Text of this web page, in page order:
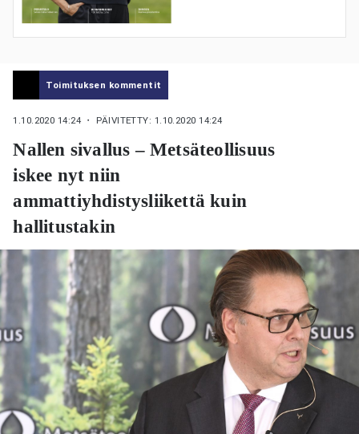
Toimituksen kommentit
1.10.2020 14:24 ・ PÄIVITETTY: 1.10.2020 14:24
Nallen sivallus – Metsäteollisuus
iskee nyt niin
ammattiyhdistysliikettä kuin
hallitustakin